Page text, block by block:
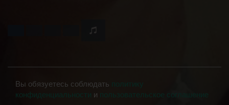
Вы обязуетесь соблюдать
конфиденциальности
и